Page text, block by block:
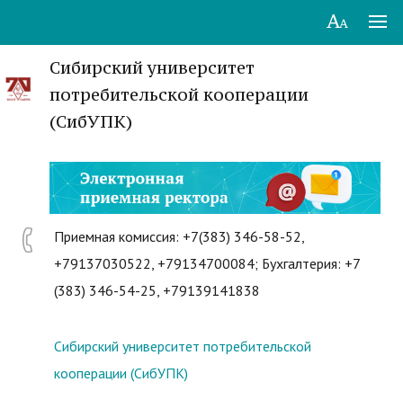
Сибирский университет
потребительской кооперации
(СибУПК)
Приемная комиссия: +7(383) 346-58-52,
+79137030522, +79134700084; Бухгалтерия: +7
(383) 346-54-25, +79139141838
Сибирский университет потребительской
кооперации (СибУПК)